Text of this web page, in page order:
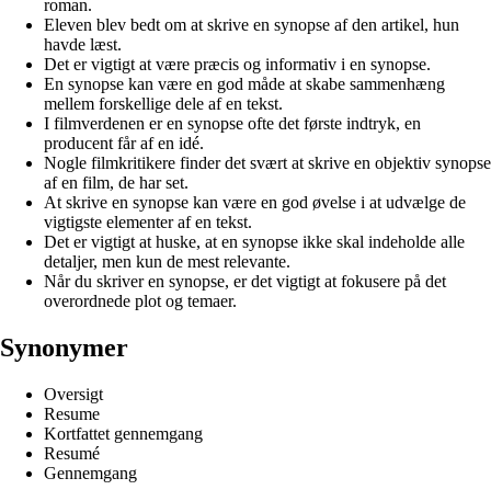
roman.
Eleven blev bedt om at skrive en synopse af den artikel, hun
havde læst.
Det er vigtigt at være præcis og informativ i en synopse.
En synopse kan være en god måde at skabe sammenhæng
mellem forskellige dele af en tekst.
I filmverdenen er en synopse ofte det første indtryk, en
producent får af en idé.
Nogle filmkritikere finder det svært at skrive en objektiv synopse
af en film, de har set.
At skrive en synopse kan være en god øvelse i at udvælge de
vigtigste elementer af en tekst.
Det er vigtigt at huske, at en synopse ikke skal indeholde alle
detaljer, men kun de mest relevante.
Når du skriver en synopse, er det vigtigt at fokusere på det
overordnede plot og temaer.
Synonymer
Oversigt
Resume
Kortfattet gennemgang
Resumé
Gennemgang